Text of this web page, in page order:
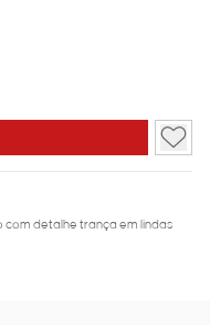
com detalhe trança em lindas